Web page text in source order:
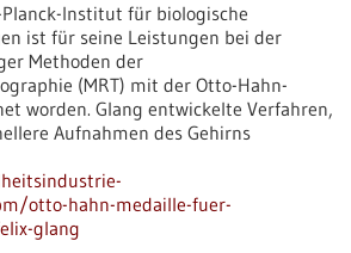
Planck-Institut für biologische
ist für seine Leistungen bei der
Methoden der
(MRT) mit der Otto-Hahn-
worden. Glang entwickelte Verfahren,
Aufnahmen des Gehirns
otto-hahn-medaille-fuer-
glang